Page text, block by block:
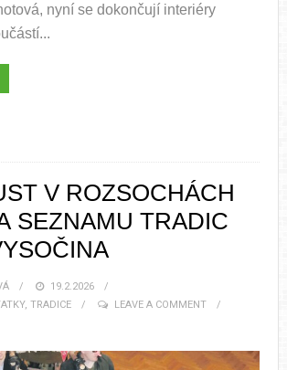
nyní se dokončují interiéry
V ROZSOCHÁCH
SEZNAMU TRADIC
19.2.2026
, TRADICE
LEAVE A COMMENT